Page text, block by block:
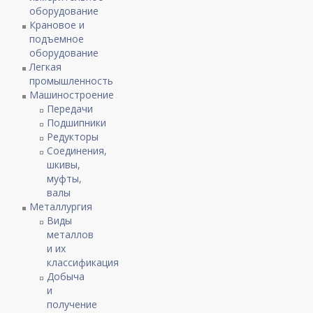
оборудование
Крановое и
подъемное
оборудование
Легкая
промышленность
Машиностроение
Передачи
Подшипники
Редукторы
Соединения,
шкивы,
муфты,
валы
Металлургия
Виды
металлов
и их
классификация
Добыча
и
получение